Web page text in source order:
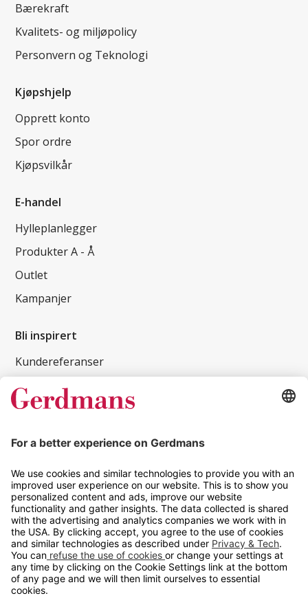
Bærekraft
Kvalitets- og miljøpolicy
Personvern og Teknologi
Kjøpshjelp
Opprett konto
Spor ordre
Kjøpsvilkår
E-handel
Hylleplanlegger
Produkter A - Å
Outlet
Kampanjer
Bli inspirert
Kundereferanser
Magasin
Tips og guider
Kontakt
info@gerdmans.no
67 80 56 20
Åpningstid
Hverdager 08:00-16:00